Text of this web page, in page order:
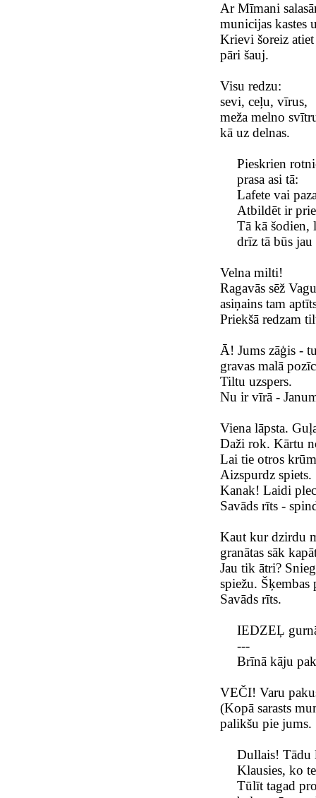
Ar Mīmani
municijas kastes
Krievi šoreiz
pāri šauj.
Visu redzu:
sevi, ceļu, vīrus,
meža melno
kā uz delnas.
Pieskrien
prasa asi tā:
Lafete vai
Atbildēt ir
Tā kā šodien,
drīz tā būs
Velna milti!
Ragavās sēž
asiņains tam
Priekšā redzam
Ā! Jums zāģis -
gravas malā
Tiltu uzspers.
Nu ir vīrā -
Viena lāpsta.
Daži rok. Kārtu
Lai tie otros
Aizspurdz spiets.
Kanak! Laidi
Savāds rīts -
Kaut kur dzirdu
granātas sāk
Jau tik ātri?
spiežu. Šķembas
Savāds rīts.
IEDZEĻ
---
Brīnā kāju
VEČI! Varu
(Kopā sarasts
palikšu pie jums.
Dullais! Tādu
Klausies, ko
Tūlīt tagad